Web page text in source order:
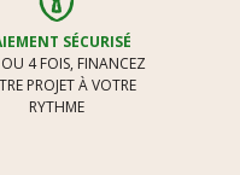
SÉCURISÉ
4 FOIS, FINANCEZ
PROJET À VOTRE
RYTHME